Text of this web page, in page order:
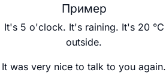
Пример
It's 5 o'clock. It's raining. It's 20 °C
outside.
It was very nice to talk to you again.